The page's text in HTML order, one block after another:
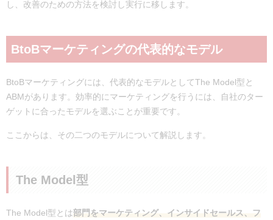
し、改善のための方法を検討し実行に移します。
BtoBマーケティングの代表的なモデル
BtoBマーケティングには、代表的なモデルとしてThe Model型と
ABMがあります。効率的にマーケティングを行うには、自社のター
ゲットに合ったモデルを選ぶことが重要です。
ここからは、その二つのモデルについて解説します。
The Model型
The Model型とは部門をマーケティング、インサイドセールス、フ